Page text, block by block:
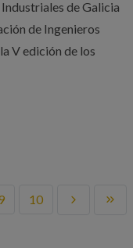
de Galicia
de Ingenieros
V edición de los
10